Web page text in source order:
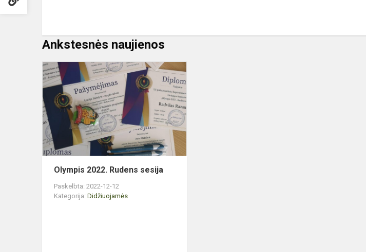
Ankstesnės naujienos
Rudens
sesija
Olympis 2022. Rudens sesija
Paskelbta: 2022-12-12
Kategorija: Didžiuojamės